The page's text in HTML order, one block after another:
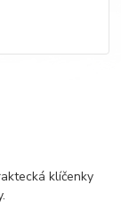
klíčenky